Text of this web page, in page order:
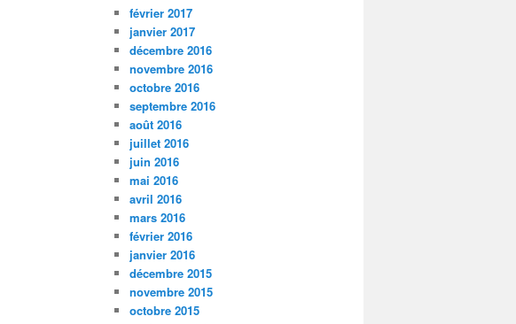
février 2017
janvier 2017
décembre 2016
novembre 2016
octobre 2016
septembre 2016
août 2016
juillet 2016
juin 2016
mai 2016
avril 2016
mars 2016
février 2016
janvier 2016
décembre 2015
novembre 2015
octobre 2015